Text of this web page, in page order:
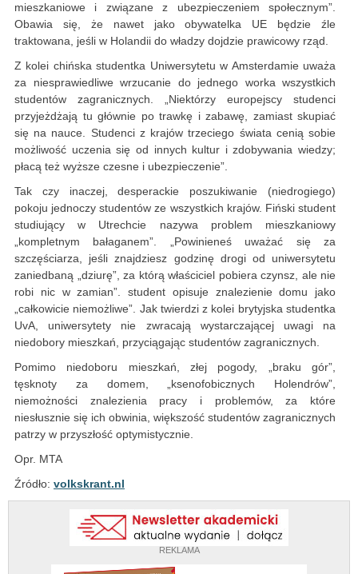
REKLAMA
mieszkaniowe i związane z ubezpieczeniem społecznym”.
Obawia się, że nawet jako obywatelka UE będzie źle
traktowana, jeśli w Holandii do władzy dojdzie prawicowy rząd.
Z kolei chińska studentka Uniwersytetu w Amsterdamie uważa
za niesprawiedliwe wrzucanie do jednego worka wszystkich
studentów zagranicznych. „Niektórzy europejscy studenci
przyjeżdżają tu głównie po trawkę i zabawę, zamiast skupiać
się na nauce. Studenci z krajów trzeciego świata cenią sobie
możliwość uczenia się od innych kultur i zdobywania wiedzy;
płacą też wyższe czesne i ubezpieczenie”.
Tak czy inaczej, desperackie poszukiwanie (niedrogiego)
pokoju jednoczy studentów ze wszystkich krajów. Fiński student
studiujący w Utrechcie nazywa problem mieszkaniowy
„kompletnym bałaganem”. „Powinieneś uważać się za
szczęściarza, jeśli znajdziesz godzinę drogi od uniwersytetu
zaniedbaną „dziurę”, za którą właściciel pobiera czynsz, ale nie
robi nic w zamian”. student opisuje znalezienie domu jako
„całkowicie niemożliwe”. Jak twierdzi z kolei brytyjska studentka
UvA, uniwersytety nie zwracają wystarczającej uwagi na
niedobory mieszkań, przyciągając studentów zagranicznych.
Pomimo niedoboru mieszkań, złej pogody, „braku gór”,
tęsknoty za domem, „ksenofobicznych Holendrów”,
niemożności znalezienia pracy i problemów, za które
niesłusznie się ich obwinia, większość studentów zagranicznych
patrzy w przyszłość optymistycznie.
Opr. MTA
Źródło: volkskrant.nl